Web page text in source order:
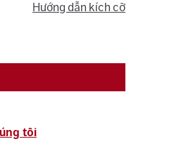
Hướng dẫn kích cỡ
tôi